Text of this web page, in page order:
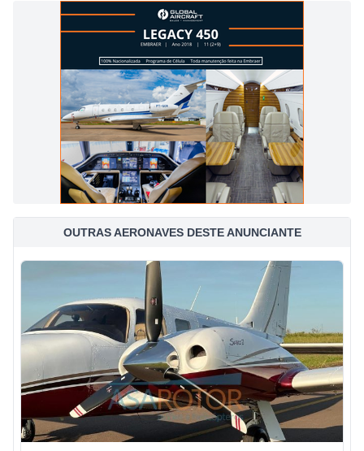
OUTRAS AERONAVES DESTE ANUNCIANTE